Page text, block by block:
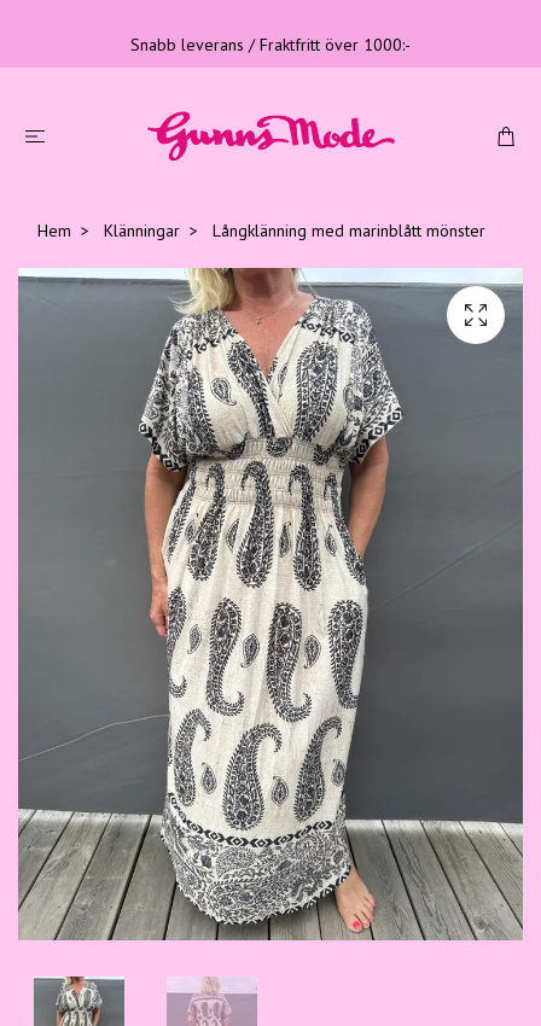
Snabb leverans / Fraktfritt över 1000:-
Hem Klänningar Långklänning med marinblått mönster